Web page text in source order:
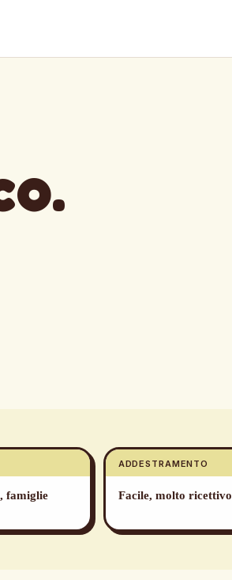
.
famiglie
ADDESTRAMENTO
Facile, molto ricettivo